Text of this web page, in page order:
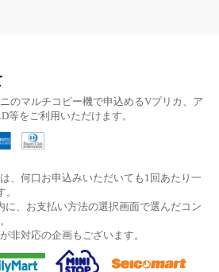
のマルチコピー機で申込めるVプリカ、ア
等をご利用いただけます。
、何口お申込みいただいても1回あたり一
に、お支払い方法の選択画面で選んだコン
非対応の企画もございます。